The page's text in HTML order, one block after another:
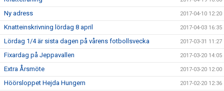
Ny adress 2017-04-10 12:20
Knatteinskrivning lördag 8 april 2017-04-03 16:35
Lördag 1/4 är sista dagen på vårens fotbollsvecka 2017-03-31 11:27
Fixardag på Jeppavallen 2017-03-20 14:05
Extra Årsmöte 2017-03-20 12:00
Höörsloppet Hejda Hungern 2017-02-20 12:36